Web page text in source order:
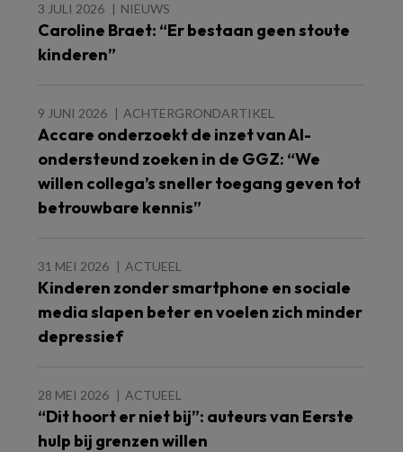
3 JULI 2026 NIEUWS
Caroline Braet: “Er bestaan geen stoute
kinderen”
9 JUNI 2026 ACHTERGRONDARTIKEL
Accare onderzoekt de inzet van AI-
ondersteund zoeken in de GGZ: “We
willen collega’s sneller toegang geven tot
betrouwbare kennis”
31 MEI 2026 ACTUEEL
Kinderen zonder smartphone en sociale
media slapen beter en voelen zich minder
depressief
28 MEI 2026 ACTUEEL
“Dit hoort er niet bij”: auteurs van Eerste
hulp bij grenzen willen